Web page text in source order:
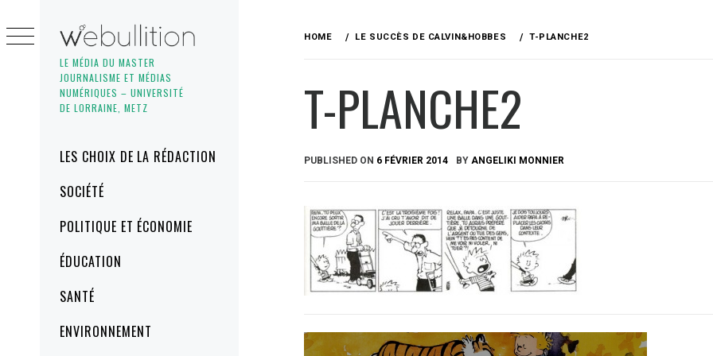
LE MÉDIA DU MASTER
JOURNALISME ET MÉDIAS
NUMÉRIQUES – UNIVERSITÉ
DE LORRAINE, METZ
MenuLES CHOIX DE LA RÉDACTION
SOCIÉTÉ
POLITIQUE ET ÉCONOMIE
ÉDUCATION
SANTÉ
ENVIRONNEMENT
to
content
HOME LE SUCCÈS DE CALVIN&HOBBES T-PLANCHE2
T-PLANCHE2
PUBLISHED ON 6 FÉVRIER 2014 BY ANGELIKI MONNIER
Navigation